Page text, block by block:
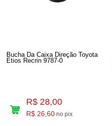
Bucha Da Caixa Direção Toyota
Etios Recrin 9787-0
R$ 28,00
R$ 26,60 no pix